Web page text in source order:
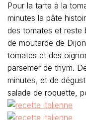
Pour la tarte à la
minutes la pâte
des tomates et reste
de moutarde de
tomates et des
parsemer de thym.
minutes, et de
salade de roquette,